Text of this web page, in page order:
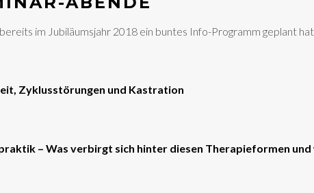
im Jubiläumsjahr 2018 ein buntes Info-Programm geplant
Zyklusstörungen und Kastration
– Was verbirgt sich hinter diesen Therapieformen und